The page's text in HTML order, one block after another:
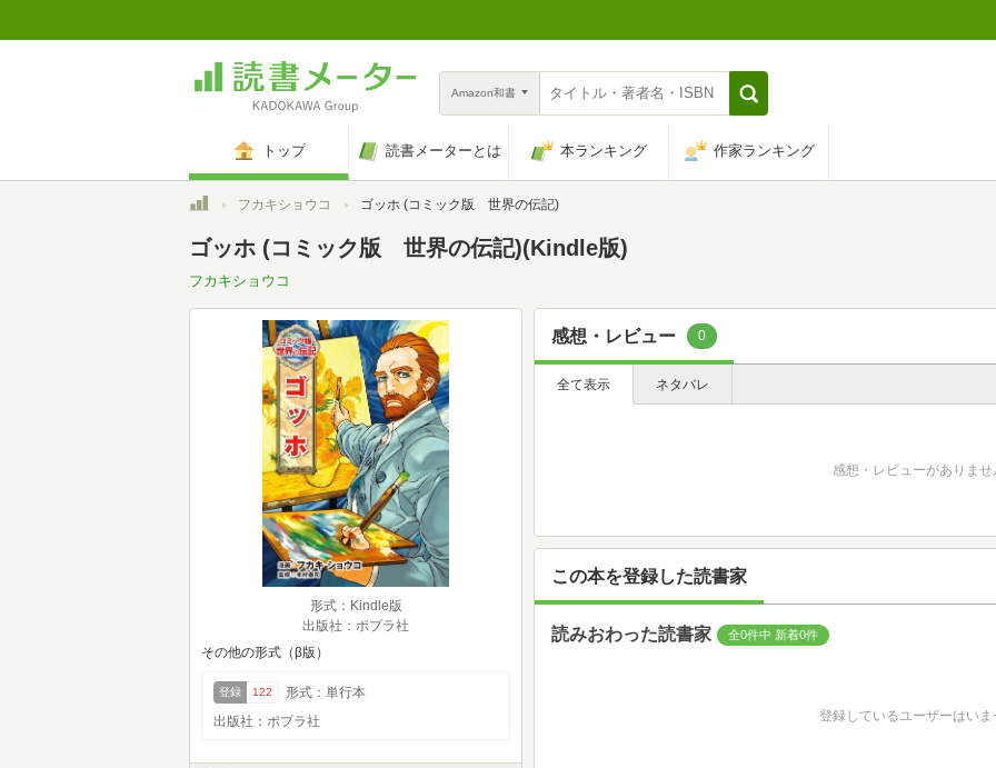
Amazon和書
トップ 読書メーターとは 本ランキング 作家ランキング
トップフカキショウコ ゴッホ (コミック版 世界の伝記)
ゴッホ (コミック版 世界の伝記)(Kindle版)
フカキショウコ
形式：Kindle版
出版社：ポプラ社
その他の形式（β版）
登録 122
形式：単行本
出版社：ポプラ社
感想・レビュー 0
全て表示 ネタバレ
感想・レビューがありませ
この本を登録した読書家
読みおわった読書家 全0件中 新着0件
登録しているユーザーはいま